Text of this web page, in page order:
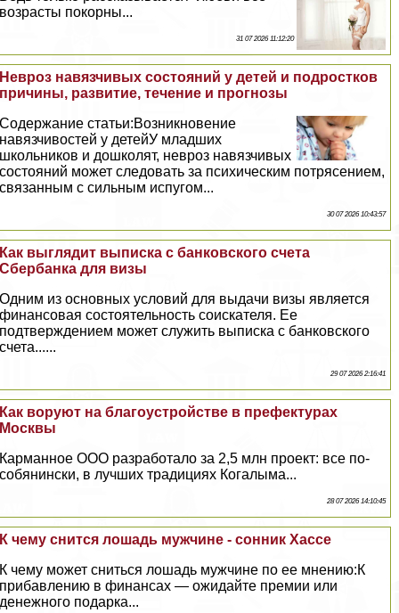
возрасты покорны...
31 07 2026 11:12:20
Невроз навязчивых состояний у детей и подростков
причины, развитие, течение и прогнозы
Содержание статьи:Возникновение
навязчивостей у детейУ младших
школьников и дошколят, невроз навязчивых
состояний может следовать за психическим потрясением,
связанным с сильным испугом...
30 07 2026 10:43:57
Как выглядит выписка с банковского счета
Сбербанка для визы
Одним из основных условий для выдачи визы является
финансовая состоятельность соискателя. Ее
подтверждением может служить выписка с банковского
счета......
29 07 2026 2:16:41
Как воруют на благоустройстве в префектурах
Москвы
Карманное ООО разработало за 2,5 млн проект: все по-
собянински, в лучших традициях Когалыма...
28 07 2026 14:10:45
К чему снится лошадь мужчине - сонник Хассе
К чему может сниться лошадь мужчине по ее мнению:К
прибавлению в финансах — ожидайте премии или
денежного подарка...